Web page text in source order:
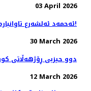
03 April 2026
ئەحمەد ئەلشەرع تاوانبارە و نابێت پێشوازی لێبکرێت لە لەندەن!
30 March 2026
دوو حیزبی ڕۆژهەڵاتی
12 March 2026